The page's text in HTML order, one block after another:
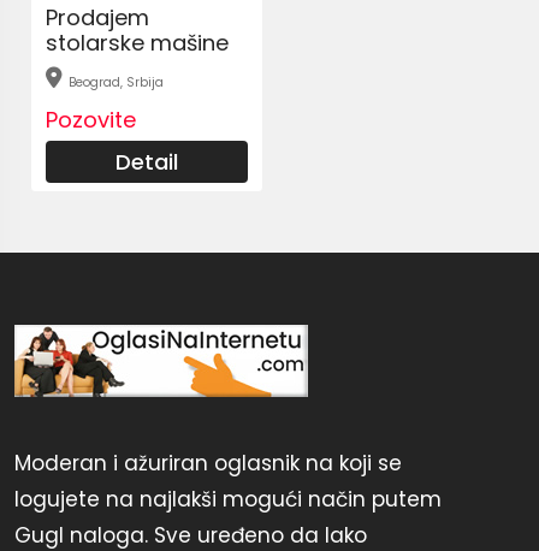
Prodajem
stolarske mašine
Beograd, Srbija
Pozovite
Detail
Moderan i ažuriran oglasnik na koji se
logujete na najlakši mogući način putem
Gugl naloga. Sve uređeno da lako